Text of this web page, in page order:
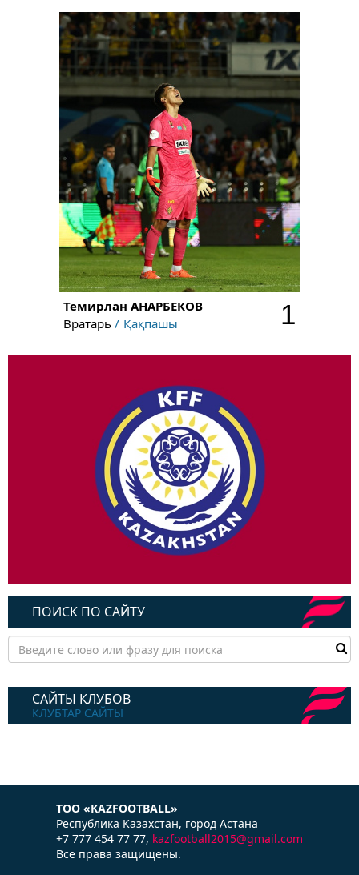
Темирлан АНАРБЕКОВ
Вратарь
Қақпашы 1
ПОИСК ПО САЙТУ
САЙТЫ КЛУБОВ
КЛУБТАР САЙТЫ
ТОО «KAZFOOTBALL»
Республика Казаxстан, город Астана
+7 777 454 77 77, kazfootball2015@gmail.com
Все права защищены.